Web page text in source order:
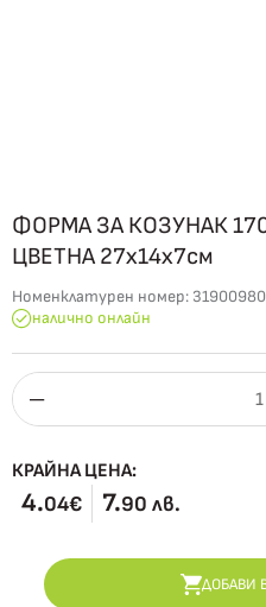
ФОРМА ЗА КОЗУНАК
ЦВЕТНА 27х14х7см
Номенклатурен номер:
налично онлайн
КРАЙНА ЦЕНА:
4.04€ 7.90 лв.
ДОБАВИ